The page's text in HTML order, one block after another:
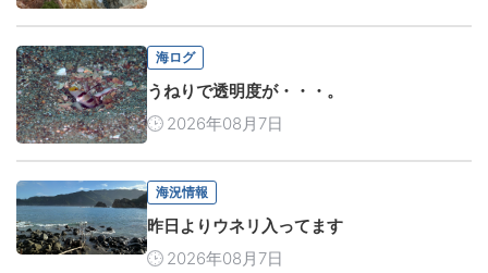
海ログ
うねりで透明度が・・・。
2026年08月7日
海況情報
昨日よりウネリ入ってます
2026年08月7日